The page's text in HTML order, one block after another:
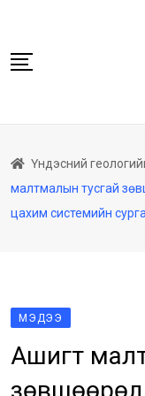
content
Бидний тухай
Үйлчилгээ
Ил тод байдал
Танин мэдэхүй
Үндэсний
малтмалын тусгай
цахим системийн
МЭДЭЭ
Ашигт